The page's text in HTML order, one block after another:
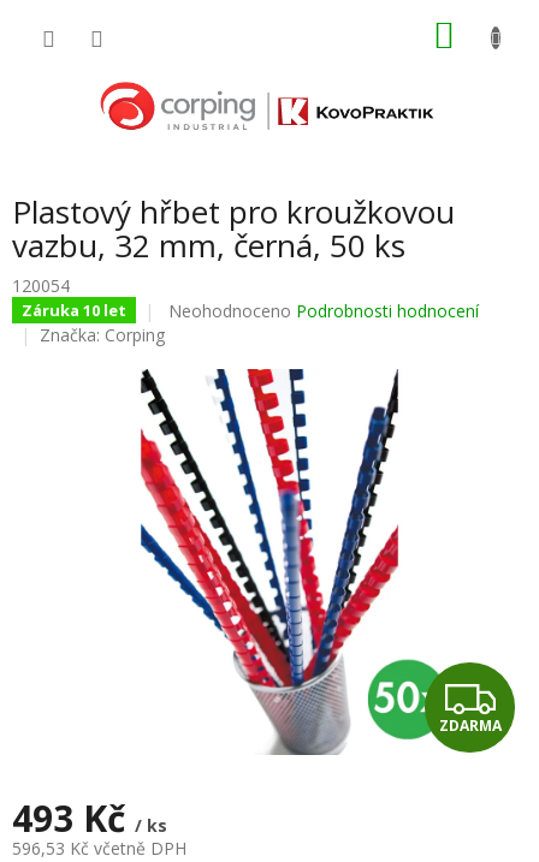
Plastový hřbet pro kroužkovou
vazbu, 32 mm, černá, 50 ks
120054
Záruka 10 let
Průměrné
0,0
z
5
hvězdiček.
Neohodnoceno Podrobnosti hodnocení
Značka: Corping
Z
D
ZDARMA
493 Kč / ks
596,53 Kč včetně DPH